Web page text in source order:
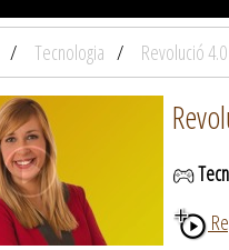
Tecnologia Revolució 4.0